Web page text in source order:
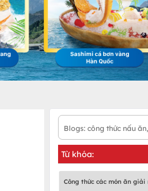
Từ khóa:
Công thức các món ăn giải